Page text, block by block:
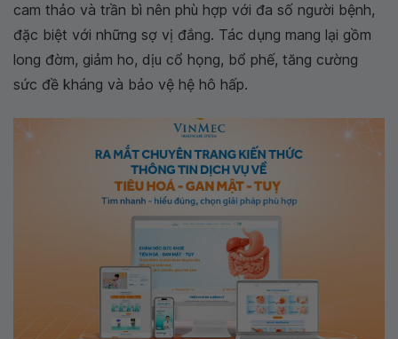
cam thảo và trần bì nên phù hợp với đa số người bệnh,
đặc biệt với những sợ vị đắng. Tác dụng mang lại gồm
long đờm, giảm ho, dịu cổ họng, bổ phế, tăng cường
sức đề kháng và bảo vệ hệ hô hấp.